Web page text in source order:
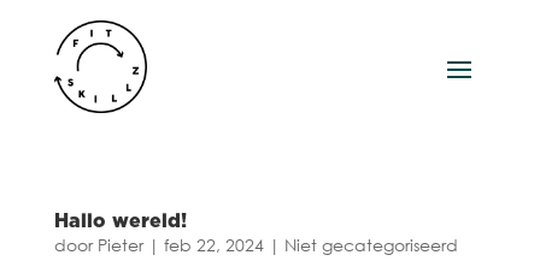
Hallo wereld!
door Pieter| feb 22, 2024| Niet gecategoriseerd